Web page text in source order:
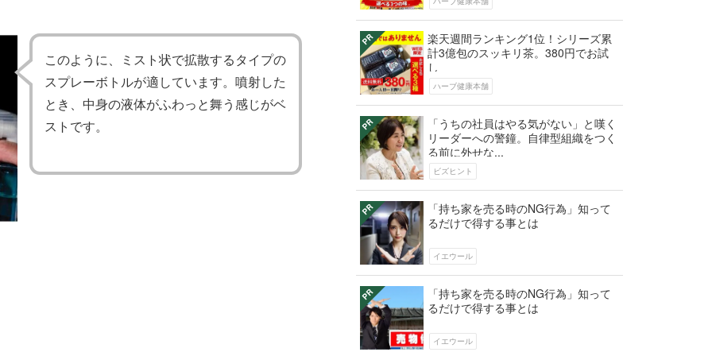
このように、ミスト状で拡散するタイプの
スプレーボトルが適しています。噴射した
とき、中身の液体がふわっと舞う感じがベ
ストです。
楽天週間ランキング1位！シリーズ累
計3億包のスッキリ茶。380円でお試
し
ハーブ健康本舗
「うちの社員はやる気がない」と嘆く
リーダーへの警鐘。自律型組織をつく
る前に外せな...
ビズヒント
「持ち家を売る時のNG行為」知って
るだけで得する事とは
イエウール
「持ち家を売る時のNG行為」知って
るだけで得する事とは
イエウール